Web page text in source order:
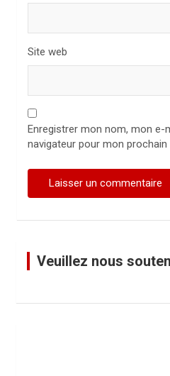
Site web
Enregistrer mon nom, mon e-
navigateur pour mon
Veuillez nous